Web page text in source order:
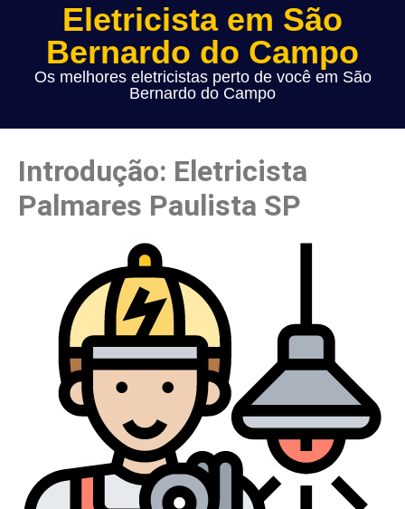
Eletricista em São
Bernardo do Campo
Os melhores eletricistas perto de você em São
Bernardo do Campo
Introdução: Eletricista
Palmares Paulista SP